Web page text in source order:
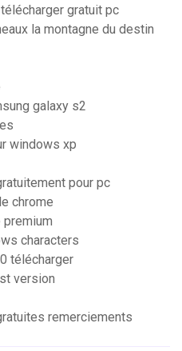
gratuit pc
la montagne du destin
galaxy s2
windows xp
pour pc
chrome
characters
télécharger
version
remerciements